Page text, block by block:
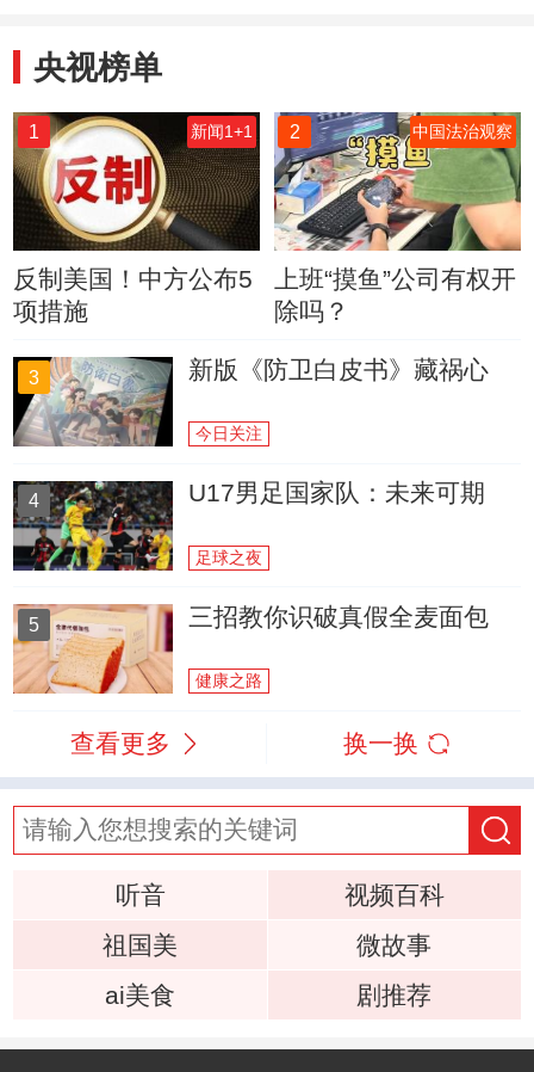
央视榜单
1 新闻1+1
反制美国！中方公布5
项措施
2 中国法治观察
上班“摸鱼”公司有权开
除吗？
3 新版《防卫白皮书》藏祸心
今日关注
4 U17男足国家队：未来可期
足球之夜
5 三招教你识破真假全麦面包
健康之路
查看更多 换一换
听音
视频百科
祖国美
微故事
ai美食
剧推荐